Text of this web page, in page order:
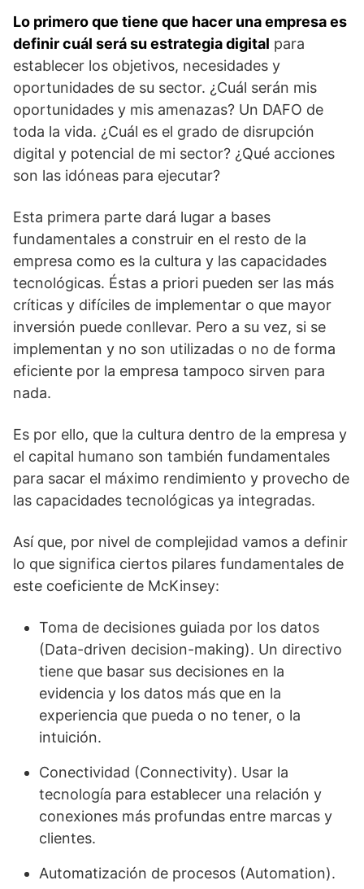
Lo primero que tiene que hacer una empresa es
definir cuál será su estrategia digital para
establecer los objetivos, necesidades y
oportunidades de su sector. ¿Cuál serán mis
oportunidades y mis amenazas? Un DAFO de
toda la vida. ¿Cuál es el grado de disrupción
digital y potencial de mi sector? ¿Qué acciones
son las idóneas para ejecutar?
Esta primera parte dará lugar a bases
fundamentales a construir en el resto de la
empresa como es la cultura y las capacidades
tecnológicas. Éstas a priori pueden ser las más
críticas y difíciles de implementar o que mayor
inversión puede conllevar. Pero a su vez, si se
implementan y no son utilizadas o no de forma
eficiente por la empresa tampoco sirven para
nada.
Es por ello, que la cultura dentro de la empresa y
el capital humano son también fundamentales
para sacar el máximo rendimiento y provecho de
las capacidades tecnológicas ya integradas.
Así que, por nivel de complejidad vamos a definir
lo que significa ciertos pilares fundamentales de
este coeficiente de McKinsey:
Toma de decisiones guiada por los datos
(Data-driven decision-making). Un directivo
tiene que basar sus decisiones en la
evidencia y los datos más que en la
experiencia que pueda o no tener, o la
intuición.
Conectividad (Connectivity). Usar la
tecnología para establecer una relación y
conexiones más profundas entre marcas y
clientes.
Automatización de procesos (Automation).